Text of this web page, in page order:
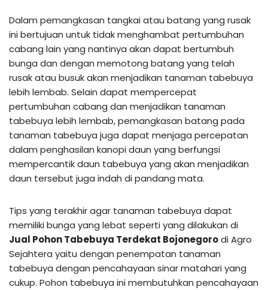
Dalam pemangkasan tangkai atau batang yang rusak
ini bertujuan untuk tidak menghambat pertumbuhan
cabang lain yang nantinya akan dapat bertumbuh
bunga dan dengan memotong batang yang telah
rusak atau busuk akan menjadikan tanaman tabebuya
lebih lembab. Selain dapat mempercepat
pertumbuhan cabang dan menjadikan tanaman
tabebuya lebih lembab, pemangkasan batang pada
tanaman tabebuya juga dapat menjaga percepatan
dalam penghasilan kanopi daun yang berfungsi
mempercantik daun tabebuya yang akan menjadikan
daun tersebut juga indah di pandang mata.
Tips yang terakhir agar tanaman tabebuya dapat
memiliki bunga yang lebat seperti yang dilakukan di
Jual Pohon Tabebuya Terdekat Bojonegorodi Agro
Sejahtera yaitu dengan penempatan tanaman
tabebuya dengan pencahayaan sinar matahari yang
cukup. Pohon tabebuya ini membutuhkan pencahayaan